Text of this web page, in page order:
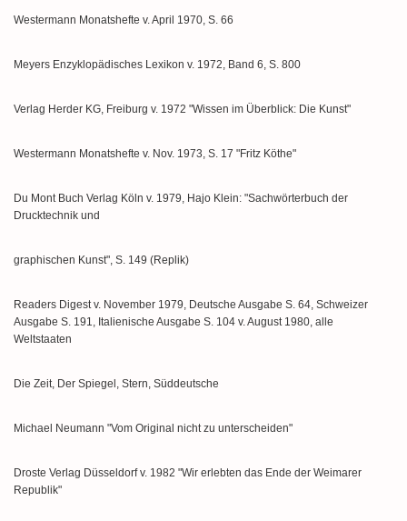
Westermann Monatshefte v. April 1970, S. 66
Meyers Enzyklopädisches Lexikon v. 1972, Band 6, S. 800
Verlag Herder KG, Freiburg v. 1972 "Wissen im Überblick: Die Kunst"
Westermann Monatshefte v. Nov. 1973, S. 17 "Fritz Köthe"
Du Mont Buch Verlag Köln v. 1979, Hajo Klein: "Sachwörterbuch der
Drucktechnik und
graphischen Kunst", S. 149 (Replik)
Readers Digest v. November 1979, Deutsche Ausgabe S. 64, Schweizer
Ausgabe S. 191, Italienische Ausgabe S. 104 v. August 1980, alle
Weltstaaten
Die Zeit, Der Spiegel, Stern, Süddeutsche
Michael Neumann "Vom Original nicht zu unterscheiden"
Droste Verlag Düsseldorf v. 1982 "Wir erlebten das Ende der Weimarer
Republik"